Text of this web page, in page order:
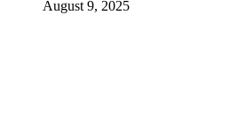
August 9, 2025